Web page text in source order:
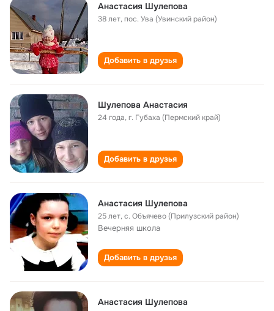
Анастасия Шулепова
38 лет,пос. Ува (Увинский район)
Добавить в друзья
Шулепова Анастасия
24 года,г. Губаха (Пермский край)
Добавить в друзья
Анастасия Шулепова
25 лет,с. Объячево (Прилузский район)
Вечерняя школа
Добавить в друзья
Анастасия Шулепова